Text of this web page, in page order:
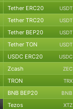
Tether ERC20 USDT
Tether TRC20 USDT
Tether BEP20 USDT
Tether TON USDT
USDC ERC20 USDC
Zcash ZEC
TRON TRX
BNB BEP20 BNB
Tezos XTZ